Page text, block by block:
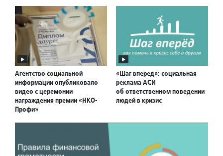
Агентство социальной
информации опубликовало
видео с церемонии
награждения премии «НКО-
Профи»
«Шаг вперед»: социальная
реклама АСИ
об ответственном поведении
людей в кризис